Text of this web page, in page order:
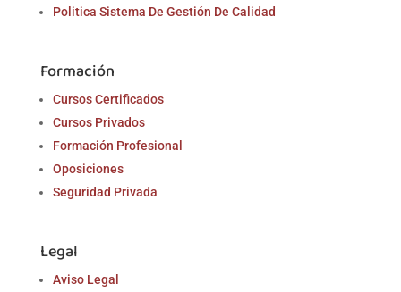
Politica Sistema De Gestión De Calidad
Formación
Cursos Certificados
Cursos Privados
Formación Profesional
Oposiciones
Seguridad Privada
Legal
Aviso Legal